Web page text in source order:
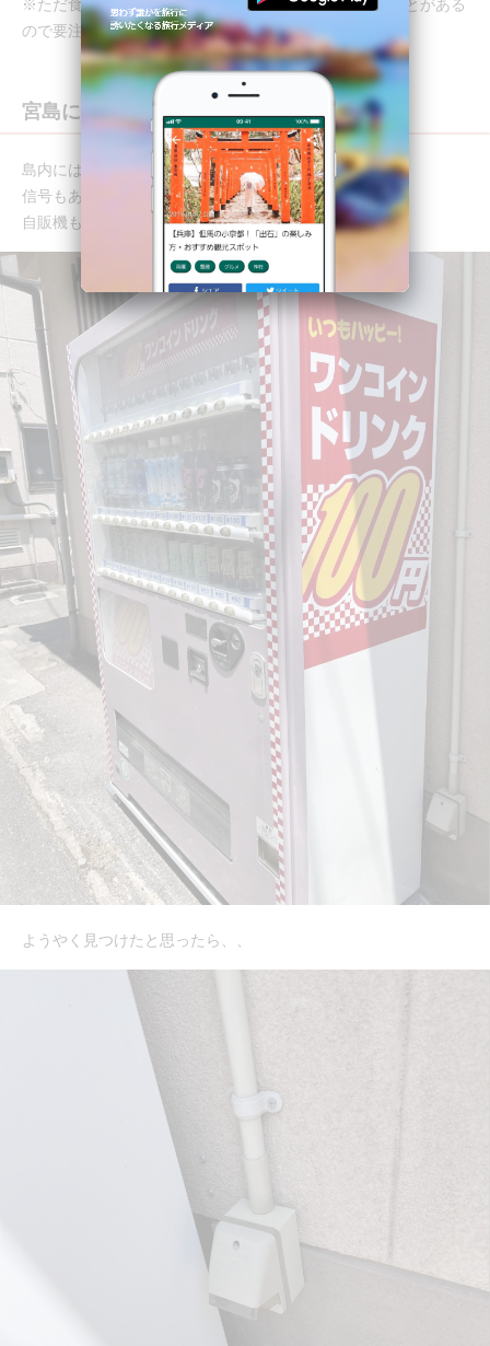
※ただ食べ歩きをしていると時々鹿に盗まれてしまうことがある
ので要注意です。私自身は2度経験があります。
宮島にはないものがたくさん
島内には、コンビニがありません。
信号もありません。
自販機もほとんどありません。
ようやく見つけたと思ったら、、